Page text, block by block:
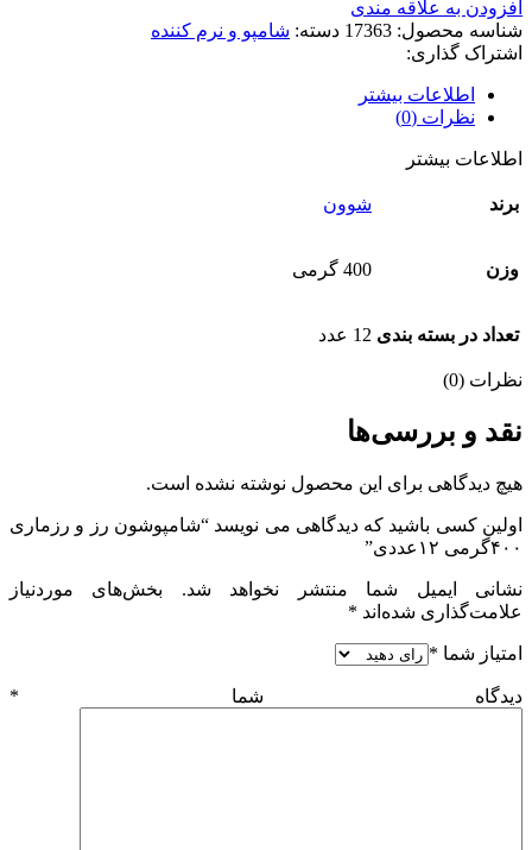
افزودن به علاقه مندی
شناسه محصول: 17363 دسته: شامپو و نرم کننده
اشتراک گذاری:
اطلاعات بیشتر
نظرات (0)
اطلاعات بیشتر
برند شوون
وزن 400 گرمی
تعداد در بسته بندی 12 عدد
نظرات (0)
نقد و بررسی‌ها
هیچ دیدگاهی برای این محصول نوشته نشده است.
اولین کسی باشید که دیدگاهی می نویسد “شامپوشون رز و رزماری
۴۰۰گرمی ۱۲عددی”
نشانی ایمیل شما منتشر نخواهد شد.
بخش‌های موردنیاز
علامت‌گذاری شده‌اند *
امتیاز شما *
دیدگاه شما *